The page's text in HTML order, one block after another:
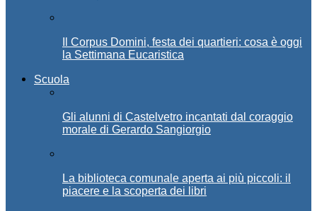
Il Corpus Domini, festa dei quartieri: cosa è oggi
la Settimana Eucaristica
Scuola
Gli alunni di Castelvetro incantati dal coraggio
morale di Gerardo Sangiorgio
La biblioteca comunale aperta ai più piccoli: il
piacere e la scoperta dei libri